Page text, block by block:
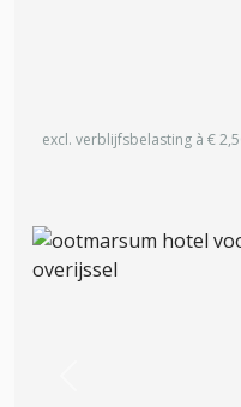
excl. verblijfsbelasting à €